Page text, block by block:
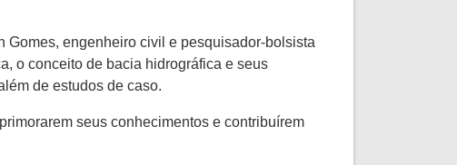
engenheiro civil e pesquisador-bolsista
o conceito de bacia hidrográfica e seus
de estudos de caso.
seus conhecimentos e contribuírem